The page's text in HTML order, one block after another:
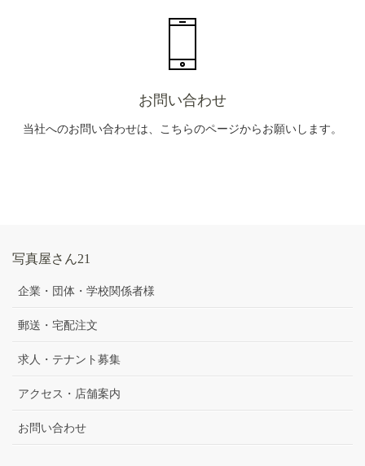
お問い合わせ
当社へのお問い合わせは、こちらのページからお願いします。
写真屋さん21
企業・団体・学校関係者様
郵送・宅配注文
求人・テナント募集
アクセス・店舗案内
お問い合わせ